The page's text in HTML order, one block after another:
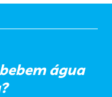
água